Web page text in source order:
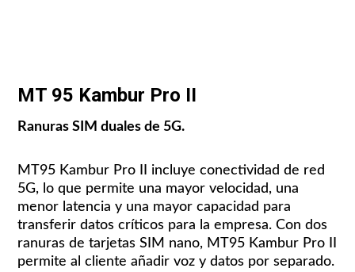
MT 95 Kambur Pro II
Ranuras SIM duales de 5G.
MT95 Kambur Pro II incluye conectividad de red
5G, lo que permite una mayor velocidad, una
menor latencia y una mayor capacidad para
transferir datos críticos para la empresa. Con dos
ranuras de tarjetas SIM nano, MT95 Kambur Pro II
permite al cliente añadir voz y datos por separado.